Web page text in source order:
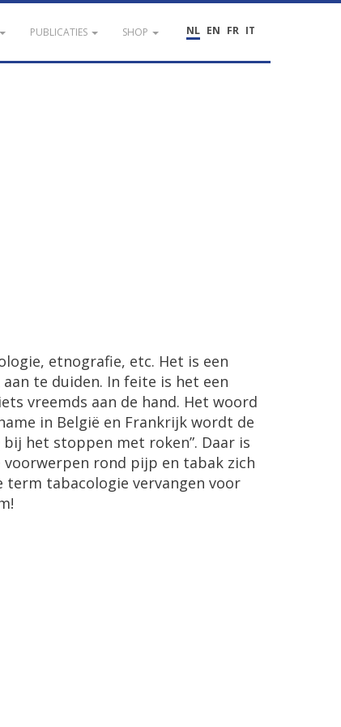
NL EN FR IT
PUBLICATIES SHOP
etnografie, etc. Het is een
te duiden. In feite is het een
vreemds aan de hand. Het woord
in België en Frankrijk wordt de
het stoppen met roken”. Daar is
rond pijp en tabak zich
term tabacologie vervangen voor